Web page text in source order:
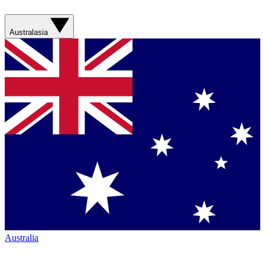
Australasia
Australia